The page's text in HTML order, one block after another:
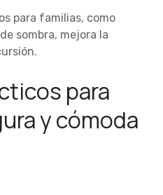
para familias, como
sombra, mejora la
para
y cómoda